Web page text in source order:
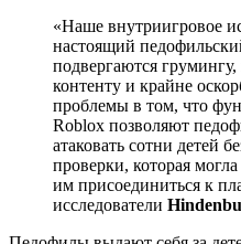
«Наше внутриигровое
настоящий
подвергаются
контенту и крайне
проблемы в том, что
Roblox позволяют
атаковать сотни детей
проверки, которая
им присоединиться к
исследователи